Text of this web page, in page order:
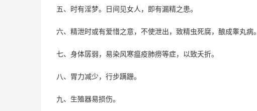
五、时有淫梦。日间见女人，即有漏精之患。
六、精泄时或有爱惜之意，不使泄出，致精虫死腐，酿成睾丸病。
七、身体孱弱，易染风寒瘟疫肺痨等症，以致夭折。
八、胃力减少，行步蹒跚。
九、生殖器易损伤。